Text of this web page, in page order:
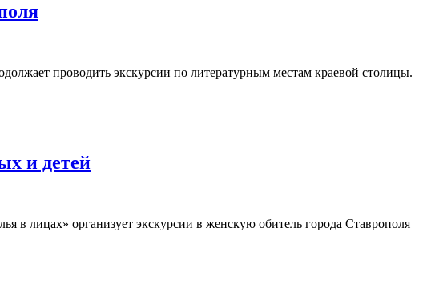
проводить экскурсии по литературным местам краевой столицы.
и детей
в лицах» организует экскурсии в женскую обитель города Ставрополя